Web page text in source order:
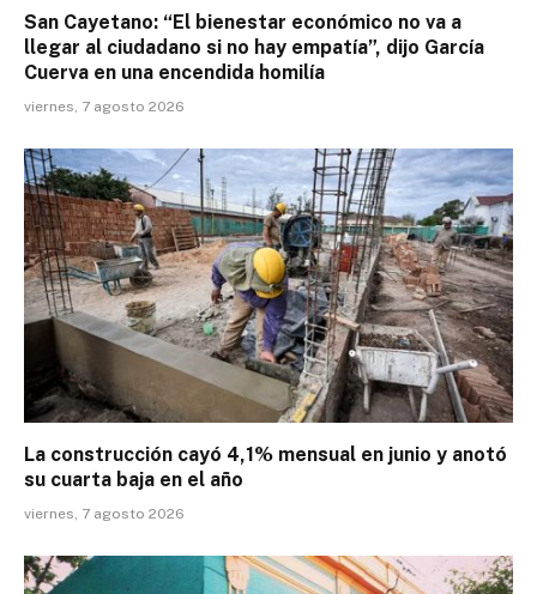
San Cayetano: “El bienestar económico no va a
llegar al ciudadano si no hay empatía”, dijo García
Cuerva en una encendida homilía
viernes, 7 agosto 2026
La construcción cayó 4,1% mensual en junio y anotó
su cuarta baja en el año
viernes, 7 agosto 2026